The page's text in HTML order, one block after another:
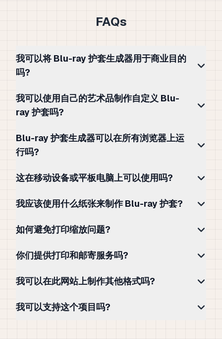
FAQs
我可以将 Blu-ray 护套生成器用于商业目的
吗?
我可以使用自己的艺术品制作自定义 Blu-
ray 护套吗?
Blu-ray 护套生成器可以在所有浏览器上运
行吗?
这在移动设备或平板电脑上可以使用吗?
我应该使用什么纸张来制作 Blu-ray 护套?
如何避免打印缩放问题?
你们提供打印和邮寄服务吗?
我可以在此网站上制作其他格式吗?
我可以支持这个项目吗?